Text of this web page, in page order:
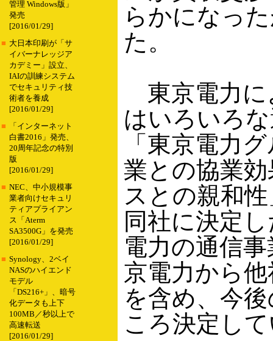
管理 Windows版」
発売
[2016/01/29]
■ 大日本印刷が「サ
イバーナレッジア
カデミー」設立、
IAIの訓練システム
でセキュリティ技
術者を養成
[2016/01/29]
■
「インターネット
白書2016」発売、
20周年記念の特別
版
[2016/01/29]
■ NEC、中小規模事
業者向けセキュリ
ティアプライアン
ス「Aterm
SA3500G」を発売
[2016/01/29]
■ Synology、2ベイ
NASのハイエンド
モデル
「DS216+」、暗号
化データも上下
100MB／秒以上で
高速転送
[2016/01/29]
らかになっ
た。
東京電力に
はいろいろ
「東京電力
業との協業
スとの親和
同社に決定
電力の通信
京電力から
を含め、今
ころ決定し